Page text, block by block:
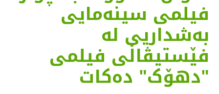
فیلمی سینەمایی
بەشداریی لە
فێستیڤاڵی فیلمی
"دهۆک" دەكات